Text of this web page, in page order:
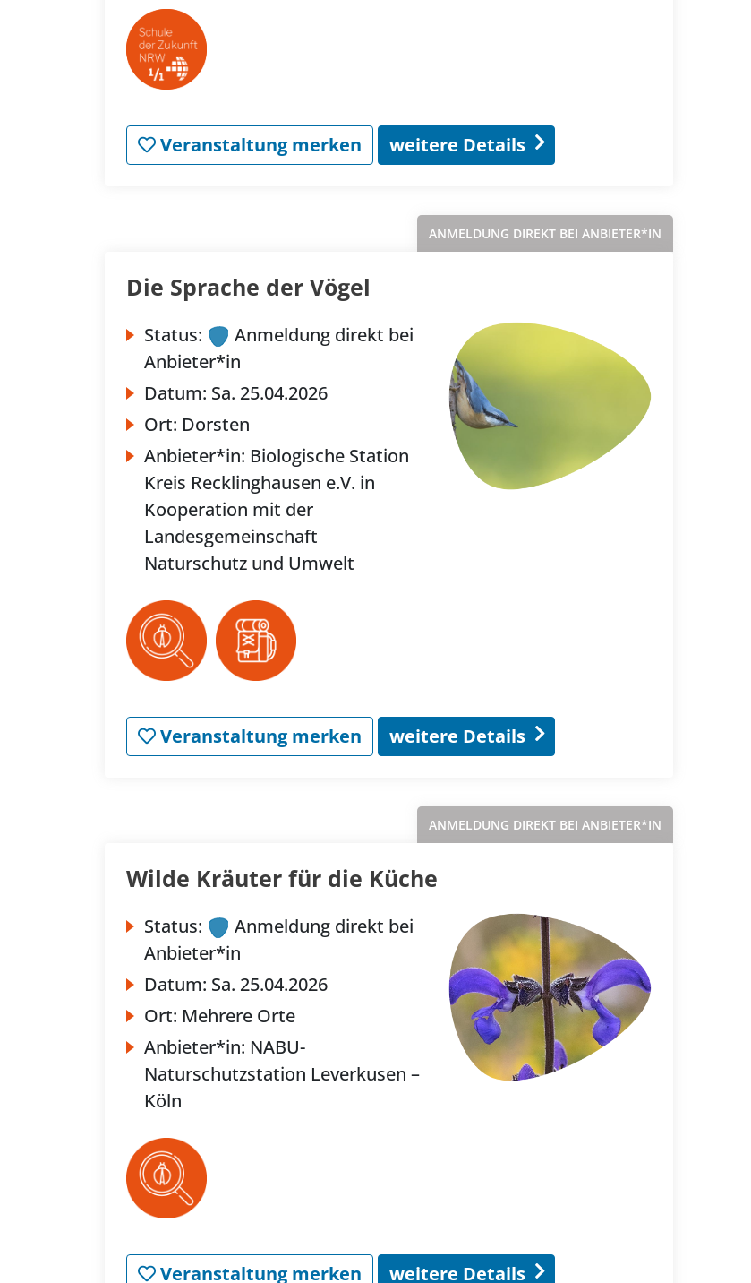
Veranstaltung merken weitere Details
ANMELDUNG DIREKT BEI ANBIETER*IN
Die Sprache der Vögel
Status:
Anmeldung direkt bei
Anbieter*in
Datum: Sa. 25.04.2026
Ort: Dorsten
Anbieter*in: Biologische Station
Kreis Recklinghausen e.V. in
Kooperation mit der
Landesgemeinschaft
Naturschutz und Umwelt
Veranstaltung merken weitere Details
ANMELDUNG DIREKT BEI ANBIETER*IN
Wilde Kräuter für die Küche
Status:
Anmeldung direkt bei
Anbieter*in
Datum: Sa. 25.04.2026
Ort: Mehrere Orte
Anbieter*in: NABU-
Naturschutzstation Leverkusen –
Köln
Veranstaltung merken weitere Details